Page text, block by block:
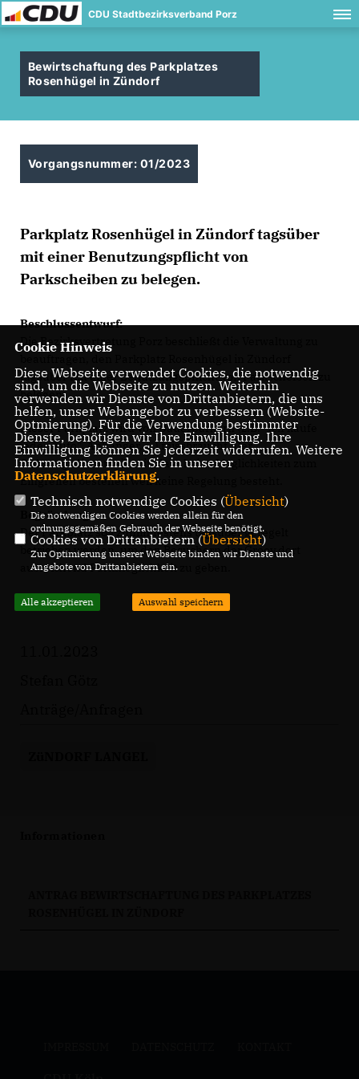
CDU Stadtbezirksverband Porz
Bewirtschaftung des Parkplatzes
Rosenhügel in Zündorf
Vorgangsnummer: 01/2023
Parkplatz Rosenhügel in Zündorf tagsüber
mit einer Benutzungspflicht von
Parkscheiben zu belegen.
Beschlussentwurf:
Die Bezirksvertretung Porz beschließt die Verwaltung zu
tagsüber mit einer Benutzungspflicht von Parkscheiben zu
belegen.
Dieser Parkplatz wird von Dauerparkern (z.B. "Ich kaufe
jedes Auto", Anhänger, ...) missbraucht. Der
Ordnungsdienst teilt mit, dass keine Möglichkeiten zum
Eingreifen bestehen weil keine Regelung besteht.
Begründung:
Der Parkplatz soll zumindestens tagsüber geregelt
betrieben werden, um den Besuchern der Groov dort
ausreichend Parkmöglichkeit zu geben.
Cookie Hinweis
Diese Webseite verwendet Cookies, die notwendig
sind, um die Webseite zu nutzen. Weiterhin
verwenden wir Dienste von Drittanbietern, die uns
helfen, unser Webangebot zu verbessern (Website-
Optmierung). Für die Verwendung bestimmter
Dienste, benötigen wir Ihre Einwilligung. Ihre
Einwilligung können Sie jederzeit widerrufen. Weitere
Informationen finden Sie in unserer
Datenschutzerklärung.
Technisch notwendige Cookies (Übersicht)
Die notwendigen Cookies werden allein für den
ordnungsgemäßen Gebrauch der Webseite benötigt.
Cookies von Drittanbietern (Übersicht)
Zur Optimierung unserer Webseite binden wir Dienste und
Angebote von Drittanbietern ein.
Alle akzeptieren Auswahl speichern